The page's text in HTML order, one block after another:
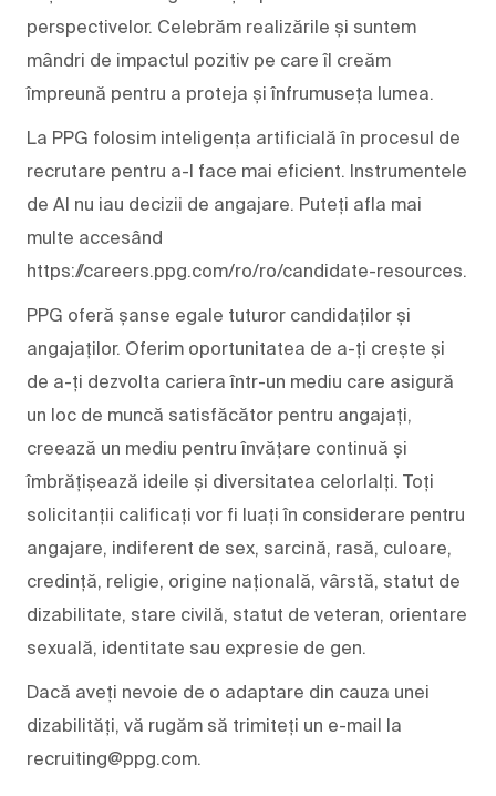
perspectivelor. Celebrăm realizările și suntem
mândri de impactul pozitiv pe care îl creăm
împreună pentru a proteja și înfrumuseța lumea.
La PPG folosim inteligența artificială în procesul de
recrutare pentru a-l face mai eficient. Instrumentele
de AI nu iau decizii de angajare. Puteți afla mai
multe accesând
https://careers.ppg.com/ro/ro/candidate-resources.
PPG oferă șanse egale tuturor candidaților și
angajaților. Oferim oportunitatea de a-ți crește și
de a-ți dezvolta cariera într-un mediu care asigură
un loc de muncă satisfăcător pentru angajați,
creează un mediu pentru învățare continuă și
îmbrățișează ideile și diversitatea celorlalți. Toți
solicitanții calificați vor fi luați în considerare pentru
angajare, indiferent de sex, sarcină, rasă, culoare,
credință, religie, origine națională, vârstă, statut de
dizabilitate, stare civilă, statut de veteran, orientare
sexuală, identitate sau expresie de gen.
Dacă aveți nevoie de o adaptare din cauza unei
dizabilități, vă rugăm să trimiteți un e-mail la
recruiting@ppg.com.